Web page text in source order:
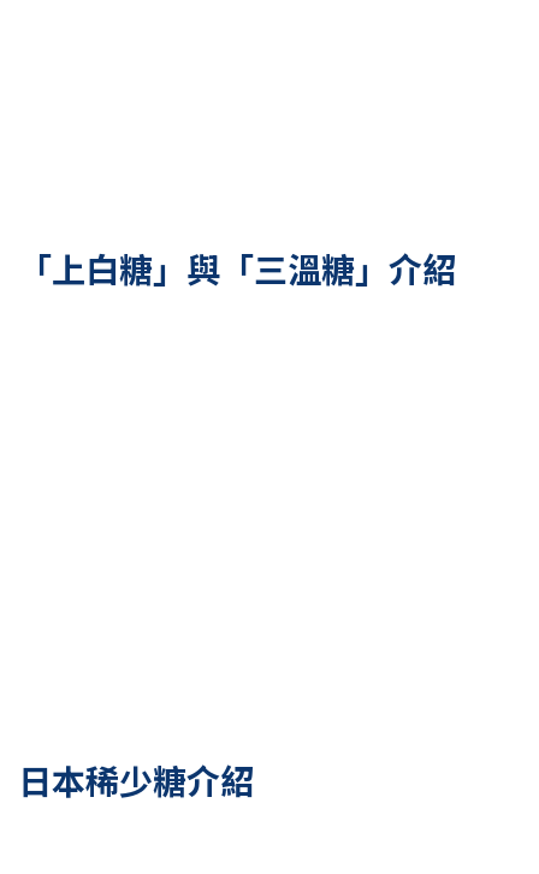
「上白糖」與「三溫糖」介紹
日本稀少糖介紹